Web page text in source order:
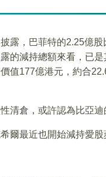
露，巴菲特的2.25億
的減持總額來看，已
值177億港元，約合
清倉，或許認為比亞迪
爾最近也開始減持愛股